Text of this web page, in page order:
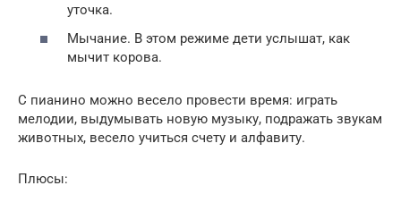
уточка.
Мычание. В этом режиме дети услышат, как
мычит корова.
С пианино можно весело провести время: играть
мелодии, выдумывать новую музыку, подражать звукам
животных, весело учиться счету и алфавиту.
Плюсы: